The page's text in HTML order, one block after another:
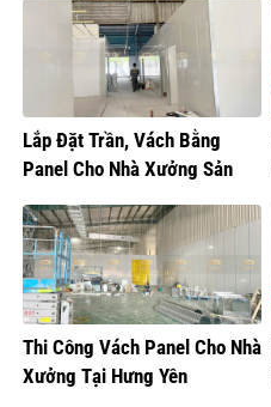
Lắp Đặt Trần, Vách Bằng
Panel Cho Nhà Xưởng Sản
Thi Công Vách Panel Cho Nhà
Xưởng Tại Hưng Yên